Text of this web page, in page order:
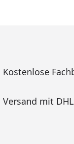
Kostenlose
Versand mit DHL